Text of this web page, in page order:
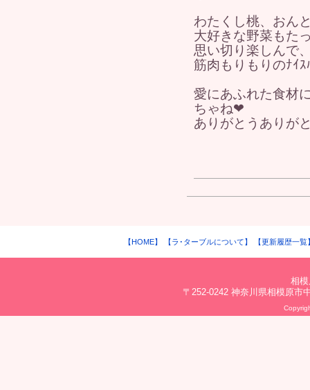
わたくし桃、おん
大好きな野菜もた
思い切り楽しんで
筋肉もりもりのﾅｲ
愛にあふれた食材
ちゃね❤
ありがとうありが
【HOME】 【ラ･ターブルについて】 【更新履歴一覧
相
〒252-0242 神奈川県相模原